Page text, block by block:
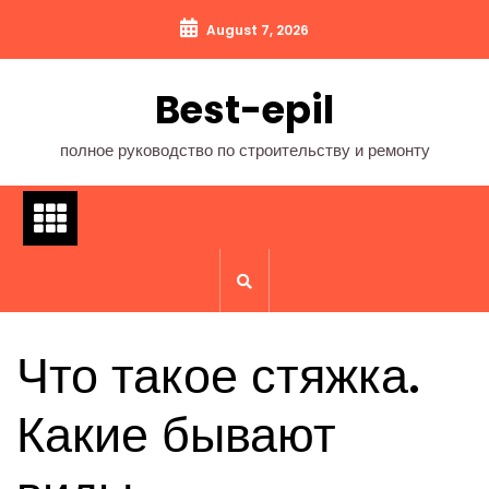
содержимому
August 7, 2026
Best-epil
полное руководство по строительству и ремонту
Что такое стяжка.
Какие бывают